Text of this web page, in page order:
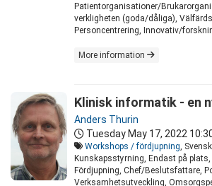
Patientorganisationer/
verkligheten (goda/dåliga),
Personcentrering, Innovativ/
More information
Klinisk informatik - en
Anders Thurin
Tuesday May 17, 2022
Workshops / fördjupning ,
Kunskapsstyrning, Endast på plats,
Fördjupning, Chef/Beslutsfattare,
Verksamhetsutveckling,